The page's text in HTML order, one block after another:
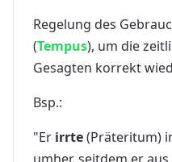
Regelung des
(Tempus), um die
Gesagten korrekt
Bsp.:
"Er irrte(Präteritum)